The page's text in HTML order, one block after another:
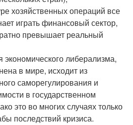
хозяйственных операций все
играть финансовый сектор,
превышает реальный
экономического либерализма,
в мире, исходит из
саморегулирования и
в государственном
это во многих случаях только
последствий кризиса.